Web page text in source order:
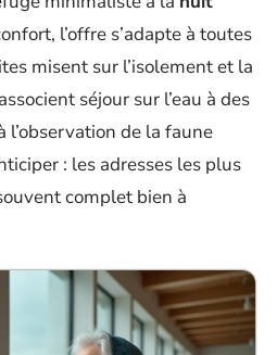
l’offre s’adapte à toutes
misent sur l’isolement et la
séjour sur l’eau à des
l’observation de la faune
: les adresses les plus
complet bien à